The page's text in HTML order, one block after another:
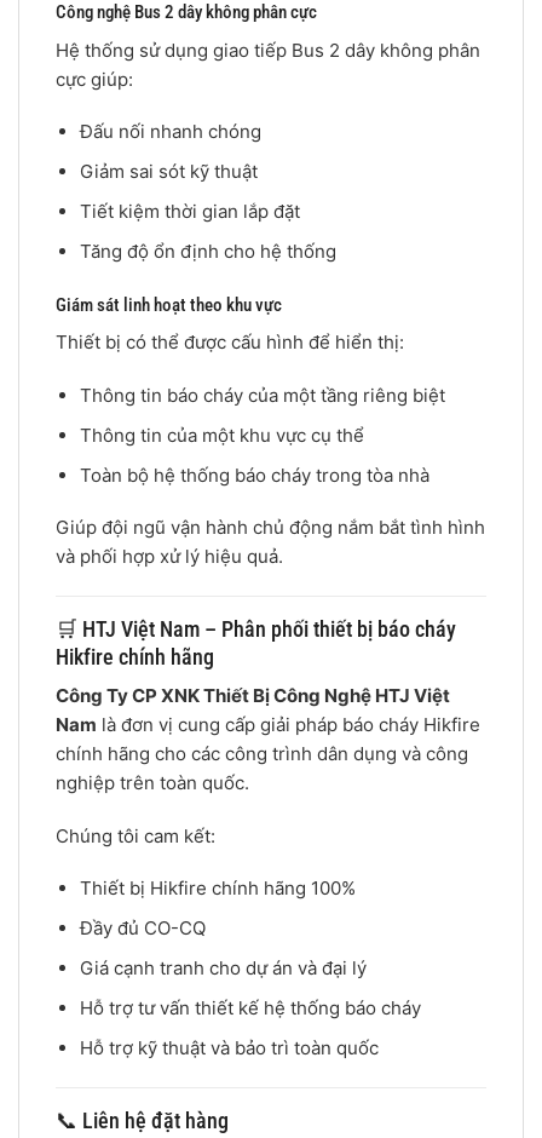
Công nghệ Bus 2 dây không phân cực
Hệ thống sử dụng giao tiếp Bus 2 dây không phân
cực giúp:
Đấu nối nhanh chóng
Giảm sai sót kỹ thuật
Tiết kiệm thời gian lắp đặt
Tăng độ ổn định cho hệ thống
Giám sát linh hoạt theo khu vực
Thiết bị có thể được cấu hình để hiển thị:
Thông tin báo cháy của một tầng riêng biệt
Thông tin của một khu vực cụ thể
Toàn bộ hệ thống báo cháy trong tòa nhà
Giúp đội ngũ vận hành chủ động nắm bắt tình hình
và phối hợp xử lý hiệu quả.
🛒 HTJ Việt Nam – Phân phối thiết bị báo cháy
Hikfire chính hãng
Công Ty CP XNK Thiết Bị Công Nghệ HTJ Việt
Nam là đơn vị cung cấp giải pháp báo cháy Hikfire
chính hãng cho các công trình dân dụng và công
nghiệp trên toàn quốc.
Chúng tôi cam kết:
Thiết bị Hikfire chính hãng 100%
Đầy đủ CO-CQ
Giá cạnh tranh cho dự án và đại lý
Hỗ trợ tư vấn thiết kế hệ thống báo cháy
Hỗ trợ kỹ thuật và bảo trì toàn quốc
📞 Liên hệ đặt hàng